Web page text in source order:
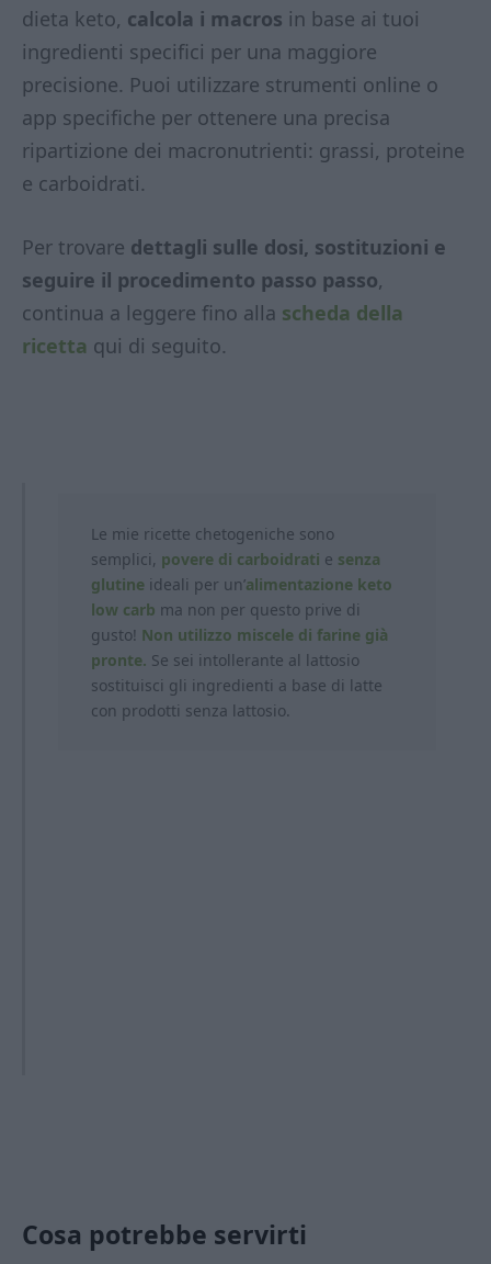
dieta keto, calcola i macros in base ai tuoi
ingredienti specifici per una maggiore
precisione. Puoi utilizzare strumenti online o
app specifiche per ottenere una precisa
ripartizione dei macronutrienti: grassi, proteine
e carboidrati.
Per trovare dettagli sulle dosi, sostituzioni e
seguire il procedimento passo passo,
continua a leggere fino alla scheda della
ricetta qui di seguito.
Le mie ricette chetogeniche sono
semplici, povere di carboidrati e senza
glutine ideali per un’alimentazione keto
low carb ma non per questo prive di
gusto! Non utilizzo miscele di farine già
pronte. Se sei intollerante al lattosio
sostituisci gli ingredienti a base di latte
con prodotti senza lattosio.
Cosa potrebbe servirti